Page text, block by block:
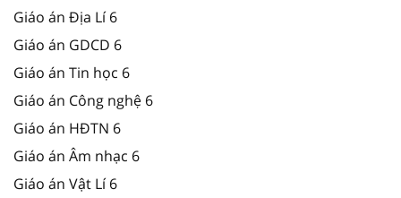
Giáo án Địa Lí 6
Giáo án GDCD 6
Giáo án Tin học 6
Giáo án Công nghệ 6
Giáo án HĐTN 6
Giáo án Âm nhạc 6
Giáo án Vật Lí 6